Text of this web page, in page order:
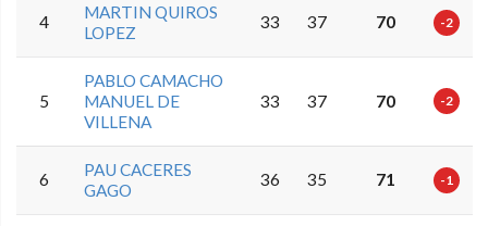
4
MARTIN QUIROS
LOPEZ
33 37 70 -2
5
PABLO CAMACHO
MANUEL DE
VILLENA
33 37 70 -2
6
PAU CACERES
GAGO
36 35 71 -1